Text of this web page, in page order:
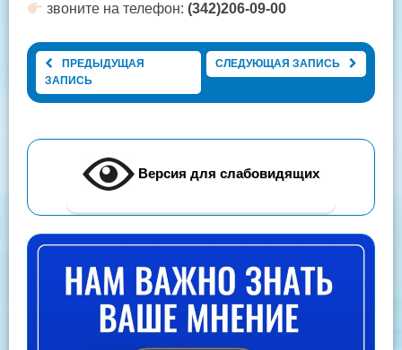
звоните на телефон:(342)206-09-00
ПРЕДЫДУЩАЯ
ЗАПИСЬ
СЛЕДУЮЩАЯ ЗАПИСЬ
Версия для слабовидящих